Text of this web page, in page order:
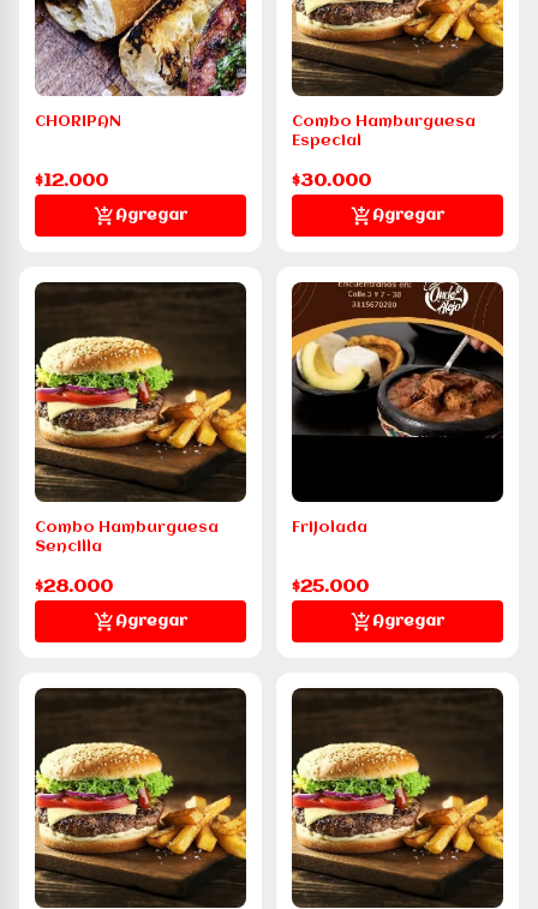
CHORIPAN
$12.000
Agregar
Combo Hamburguesa
Especial
$30.000
Agregar
Combo Hamburguesa
Sencilla
$28.000
Agregar
Frijolada
$25.000
Agregar